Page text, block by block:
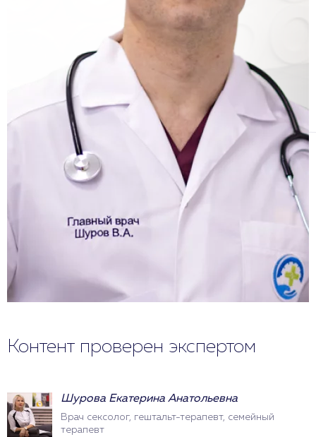
Контент проверен экспертом
Шурова Екатерина Анатольевна
Врач сексолог, гештальт-терапевт, семейный
терапевт